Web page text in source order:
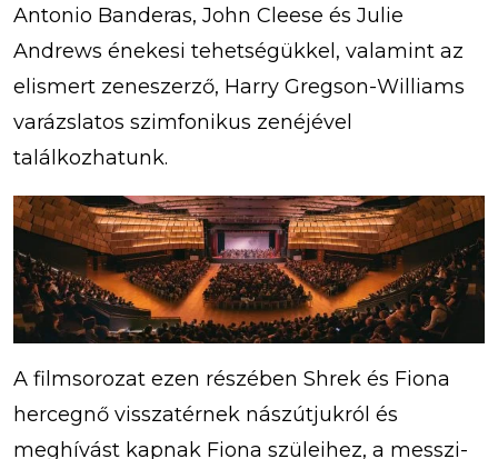
Antonio Banderas, John Cleese és Julie
Andrews énekesi tehetségükkel, valamint az
elismert zeneszerző, Harry Gregson-Williams
varázslatos szimfonikus zenéjével
találkozhatunk.
A filmsorozat ezen részében Shrek és Fiona
hercegnő visszatérnek nászútjukról és
meghívást kapnak Fiona szüleihez, a messzi-